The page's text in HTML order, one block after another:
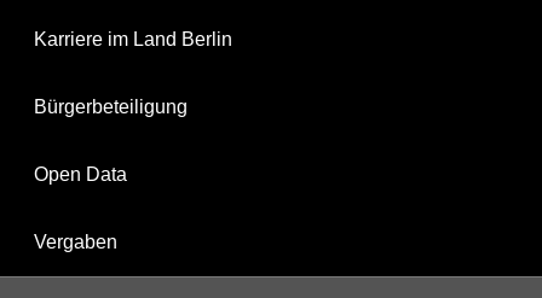
Karriere im Land Berlin
Bürgerbeteiligung
Open Data
Vergaben